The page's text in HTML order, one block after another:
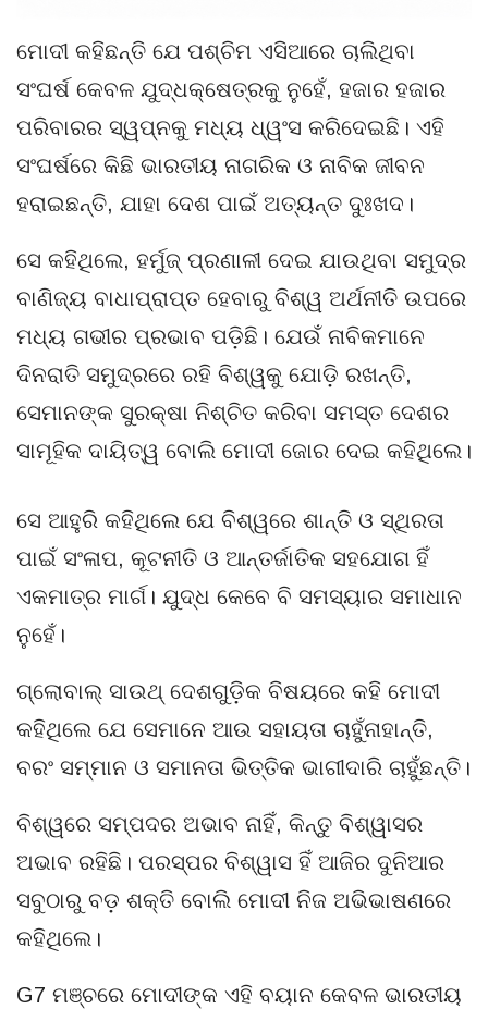
ମୋଦୀ କହିଛନ୍ତି ଯେ ପଶ୍ଚିମ ଏସିଆରେ ଚାଲିଥିବା
ସଂଘର୍ଷ କେବଳ ଯୁଦ୍ଧକ୍ଷେତ୍ରକୁ ନୁହେଁ, ହଜାର ହଜାର
ପରିବାରର ସ୍ୱପ୍ନକୁ ମଧ୍ୟ ଧ୍ୱଂସ କରିଦେଇଛି। ଏହି
ସଂଘର୍ଷରେ କିଛି ଭାରତୀୟ ନାଗରିକ ଓ ନାବିକ ଜୀବନ
ହରାଇଛନ୍ତି, ଯାହା ଦେଶ ପାଇଁ ଅତ୍ୟନ୍ତ ଦୁଃଖଦ।
ସେ କହିଥିଲେ, ହର୍ମୁଜ୍ ପ୍ରଣାଳୀ ଦେଇ ଯାଉଥିବା ସମୁଦ୍ର
ବାଣିଜ୍ୟ ବାଧାପ୍ରାପ୍ତ ହେବାରୁ ବିଶ୍ୱ ଅର୍ଥନୀତି ଉପରେ
ମଧ୍ୟ ଗଭୀର ପ୍ରଭାବ ପଡ଼ିଛି। ଯେଉଁ ନାବିକମାନେ
ଦିନରାତି ସମୁଦ୍ରରେ ରହି ବିଶ୍ୱକୁ ଯୋଡ଼ି ରଖନ୍ତି,
ସେମାନଙ୍କ ସୁରକ୍ଷା ନିଶ୍ଚିତ କରିବା ସମସ୍ତ ଦେଶର
ସାମୂହିକ ଦାୟିତ୍ୱ ବୋଲି ମୋଦୀ ଜୋର ଦେଇ କହିଥିଲେ।
ସେ ଆହୁରି କହିଥିଲେ ଯେ ବିଶ୍ୱରେ ଶାନ୍ତି ଓ ସ୍ଥିରତା
ପାଇଁ ସଂଳାପ, କୂଟନୀତି ଓ ଆନ୍ତର୍ଜାତିକ ସହଯୋଗ ହିଁ
ଏକମାତ୍ର ମାର୍ଗ। ଯୁଦ୍ଧ କେବେ ବି ସମସ୍ୟାର ସମାଧାନ
ନୁହେଁ।
ଗ୍ଲୋବାଲ୍ ସାଉଥ୍ ଦେଶଗୁଡ଼ିକ ବିଷୟରେ କହି ମୋଦୀ
କହିଥିଲେ ଯେ ସେମାନେ ଆଉ ସହାୟତା ଚାହୁଁନାହାନ୍ତି,
ବରଂ ସମ୍ମାନ ଓ ସମାନତା ଭିତ୍ତିକ ଭାଗୀଦାରି ଚାହୁଁଛନ୍ତି।
ବିଶ୍ୱରେ ସମ୍ପଦର ଅଭାବ ନାହିଁ, କିନ୍ତୁ ବିଶ୍ୱାସର
ଅଭାବ ରହିଛି। ପରସ୍ପର ବିଶ୍ୱାସ ହିଁ ଆଜିର ଦୁନିଆର
ସବୁଠାରୁ ବଡ଼ ଶକ୍ତି ବୋଲି ମୋଦୀ ନିଜ ଅଭିଭାଷଣରେ
କହିଥିଲେ।
G7 ମଞ୍ଚରେ ମୋଦୀଙ୍କ ଏହି ବୟାନ କେବଳ ଭାରତୀୟ